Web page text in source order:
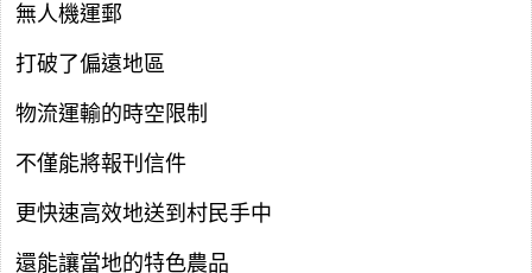
無人機運郵
打破了偏遠地區
物流運輸的時空限制
不僅能將報刊信件
更快速高效地送到村民手中
還能讓當地的特色農品